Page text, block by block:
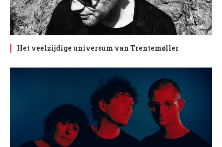
Het veelzijdige universum van Trentemøller